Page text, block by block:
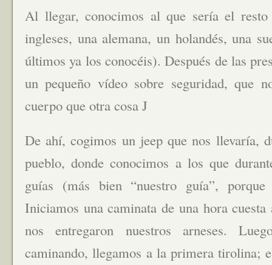
Al llegar, conocimos al que sería el
ingleses, una alemana, un holandés, una
últimos ya los conocéis). Después de las
un pequeño vídeo sobre seguridad, que
cuerpo que otra cosa J
De ahí, cogimos un jeep que nos llevaría,
pueblo, donde conocimos a los que
guías (más bien “nuestro guía”,
Iniciamos una caminata de una hora
nos entregaron nuestros arneses.
caminando, llegamos a la primera tirolina;